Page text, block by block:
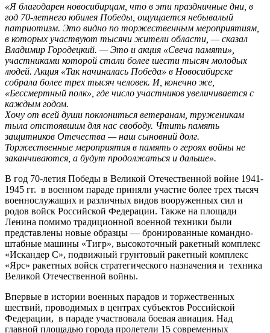
«Я благодарен новосибирцам, что в эти праздничные дни, в
год 70-летнего юбилея Победы, ощущается небывалый
патриотизм. Это видно по торжественным мероприятиям,
в которых участвуют тысячи жители области, — сказал
Владимир Городецкий. — Это и акция «Свеча памяти»,
участниками которой стали более шести тысяч молодых
людей. Акция «Так начиналась Победа» в Новосибирске
собрала более трех тысяч человек. И, конечно же,
«Бессмертный полк», где число участников увеличивается с
каждым годом.
Хочу от всей души поклониться ветеранам, труженикам
тыла отстоявшим для нас свободу. Чтить память
защитников Отечества — наш сыновний долг.
Торжественные мероприятия в память о героях войны не
заканчиваются, а будут продолжаться и дальше».
В год 70-летия Победы в Великой Отечественной войне 1941-
1945 гг. в военном параде приняли участие более трех тысяч
военнослужащих и различных видов вооруженных сил и
родов войск Российской Федерации. Также на площади
Ленина помимо традиционной военной техники были
представлены новые образцы — бронированные командно-
штабные машины «Тигр», высокоточный ракетный комплекс
«Искандер С», подвижный грунтовый ракетный комплекс
«Ярс» ракетных войск стратегического назначения и техника
Великой Отечественной войны.
Впервые в истории военных парадов и торжественных
шествий, проводимых в центрах субъектов Российской
Федерации, в параде участвовала боевая авиация. Над
главной площадью города пролетели 15 современных